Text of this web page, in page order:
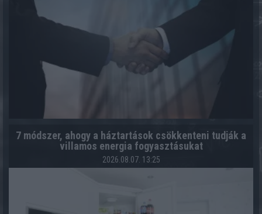
7 módszer, ahogy a háztartások csökkenteni tudják a
villamos energia fogyasztásukat
2026.08.07. 13:25